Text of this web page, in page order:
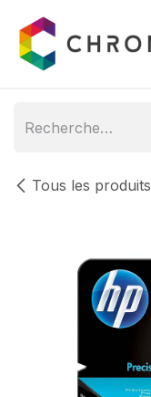
Tous les produits